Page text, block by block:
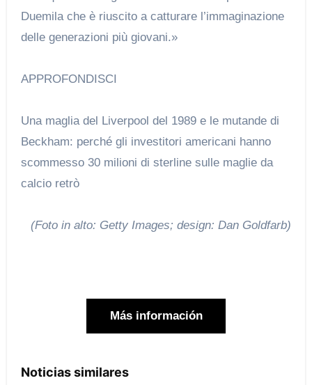
Duemila che è riuscito a catturare l’immaginazione
delle generazioni più giovani.»
APPROFONDISCI
Una maglia del Liverpool del 1989 e le mutande di
Beckham: perché gli investitori americani hanno
scommesso 30 milioni di sterline sulle maglie da
calcio retrò
(Foto in alto: Getty Images; design: Dan Goldfarb)
Más información
Noticias similares